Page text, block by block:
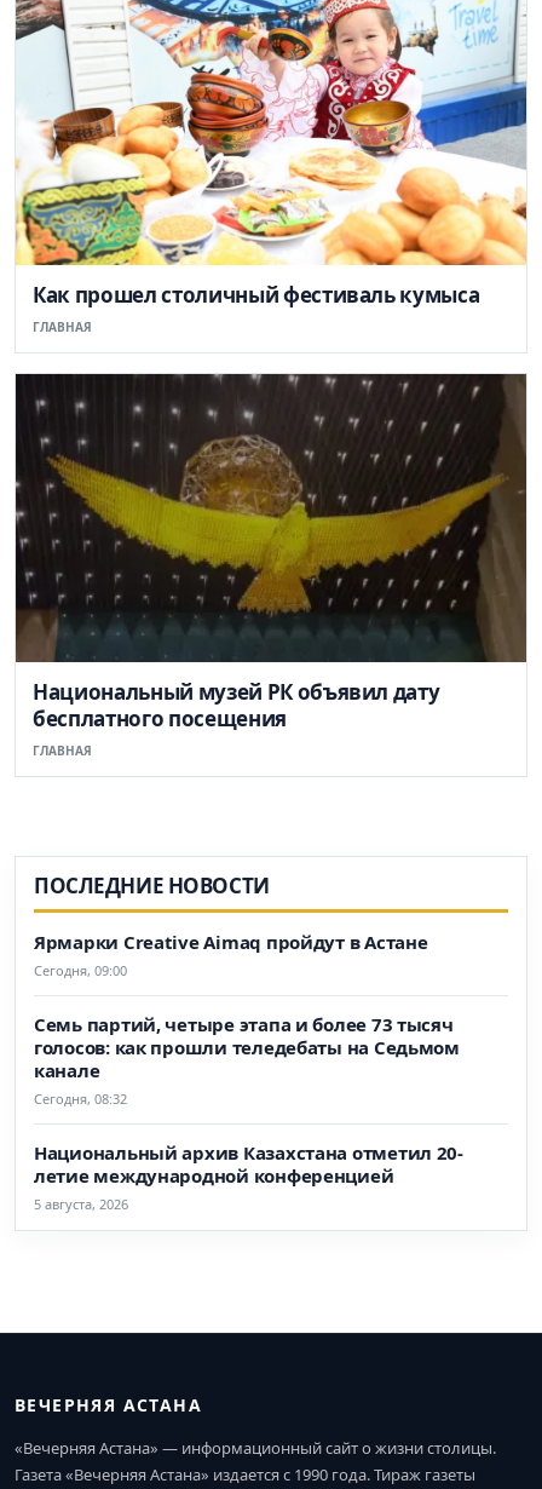
Как прошел столичный фестиваль кумыса
ГЛАВНАЯ
Национальный музей РК объявил дату
бесплатного посещения
ГЛАВНАЯ
ПОСЛЕДНИЕ НОВОСТИ
Ярмарки Creative Aimaq пройдут в Астане
Сегодня, 09:00
Семь партий, четыре этапа и более 73 тысяч
голосов: как прошли теледебаты на Седьмом
канале
Сегодня, 08:32
Национальный архив Казахстана отметил 20-
летие международной конференцией
5 августа, 2026
ВЕЧЕРНЯЯ АСТАНА
«Вечерняя Астана» — информационный сайт о жизни столицы.
Газета «Вечерняя Астана» издается с 1990 года. Тираж газеты